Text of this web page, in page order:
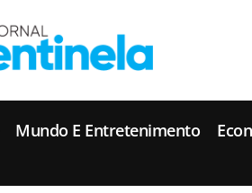
Mundo E Entretenimento